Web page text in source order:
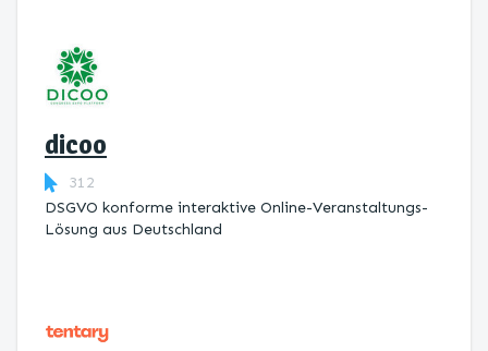
dicoo
312
DSGVO konforme interaktive Online-Veranstaltungs-
Lösung aus Deutschland